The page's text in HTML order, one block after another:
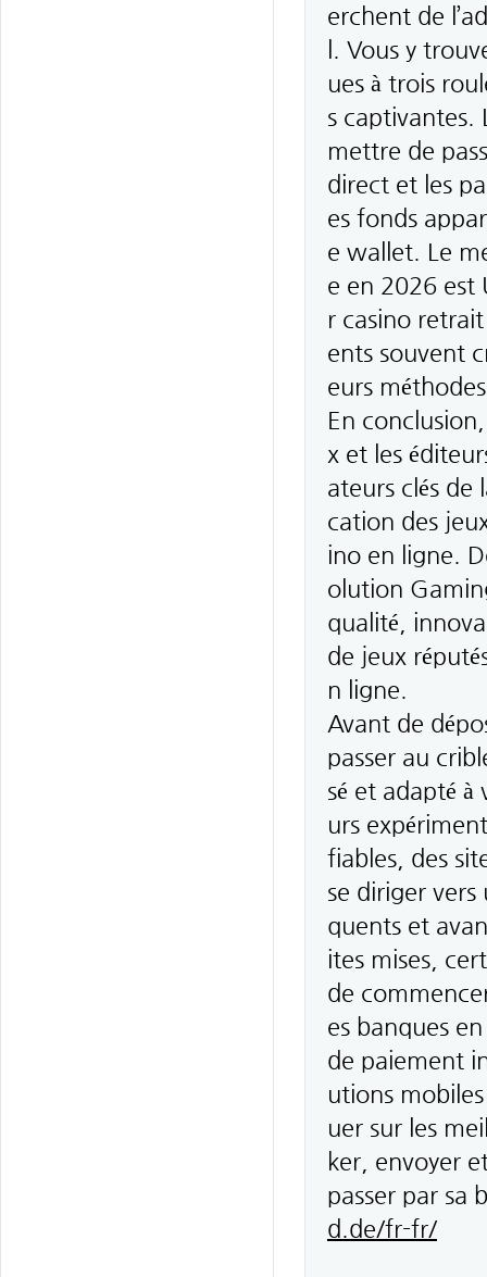
erchent de
l. Vous y
ues à trois
s captivantes.
mettre de
direct et les
es fonds
e wallet. Le
e en 2026 est
r casino
ents souvent
eurs
En
x et les
ateurs clés
cation des
ino en ligne.
olution
qualité,
de jeux
n ligne.
Avant de
passer au
sé et adapté
urs
fiables, des
se diriger
quents et
ites mises,
de
es banques
de paiement
utions
uer sur les
ker, envoyer
passer par sa
d.de/fr-fr/